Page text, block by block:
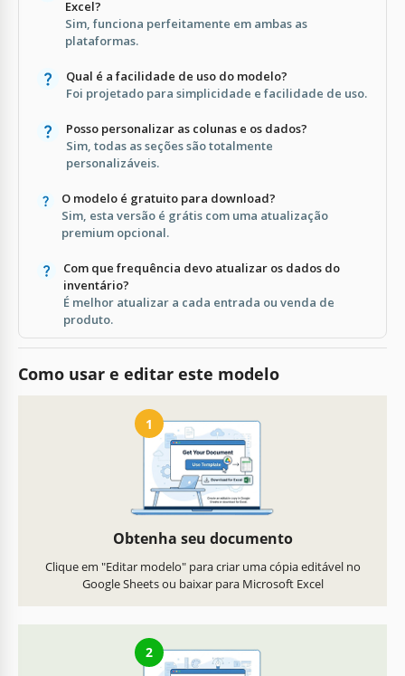
Excel?
Sim, funciona perfeitamente em ambas as
plataformas.
Qual é a facilidade de uso do modelo?
Foi projetado para simplicidade e facilidade de uso.
Posso personalizar as colunas e os dados?
Sim, todas as seções são totalmente
personalizáveis.
O modelo é gratuito para download?
Sim, esta versão é grátis com uma atualização
premium opcional.
Com que frequência devo atualizar os dados do
inventário?
É melhor atualizar a cada entrada ou venda de
produto.
Como usar e editar este modelo
1
Obtenha seu documento
Clique em "Editar modelo" para criar uma cópia editável no
Google Sheets ou baixar para Microsoft Excel
2